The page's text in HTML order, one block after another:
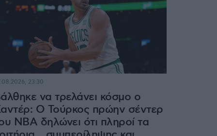
να τρελάνει κόσμο ο
Ο Τούρκος πρώην σέντερ
NBA δηλώνει ότι πληροί τα
23:30